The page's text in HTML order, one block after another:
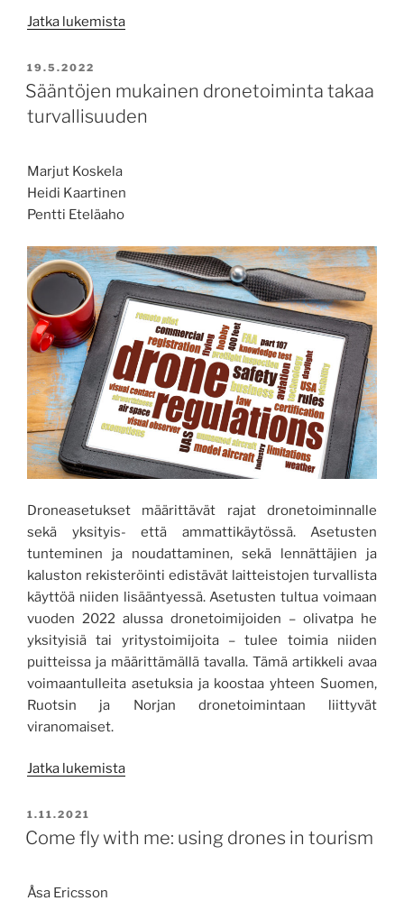
Jatka lukemista”Eihän
kuin
lähteä
JULKAISTU
19.5.2022
Sääntöjen mukainen dronetoiminta takaa
turvallisuuden
Marjut Koskela
Heidi Kaartinen
Pentti Eteläaho
Droneasetukset määrittävät rajat dronetoiminnalle
sekä yksityis- että ammattikäytössä. Asetusten
tunteminen ja noudattaminen, sekä lennättäjien ja
kaluston rekisteröinti edistävät laitteistojen turvallista
käyttöä niiden lisääntyessä. Asetusten tultua voimaan
vuoden 2022 alussa dronetoimijoiden – olivatpa he
yksityisiä tai yritystoimijoita – tulee toimia niiden
puitteissa ja määrittämällä tavalla. Tämä artikkeli avaa
voimaantulleita asetuksia ja koostaa yhteen Suomen,
Ruotsin ja Norjan dronetoimintaan liittyvät
viranomaiset.
Jatka lukemista”Sääntöjen
takaa
JULKAISTU
1.11.2021
Come fly with me: using drones in tourism
Åsa Ericsson